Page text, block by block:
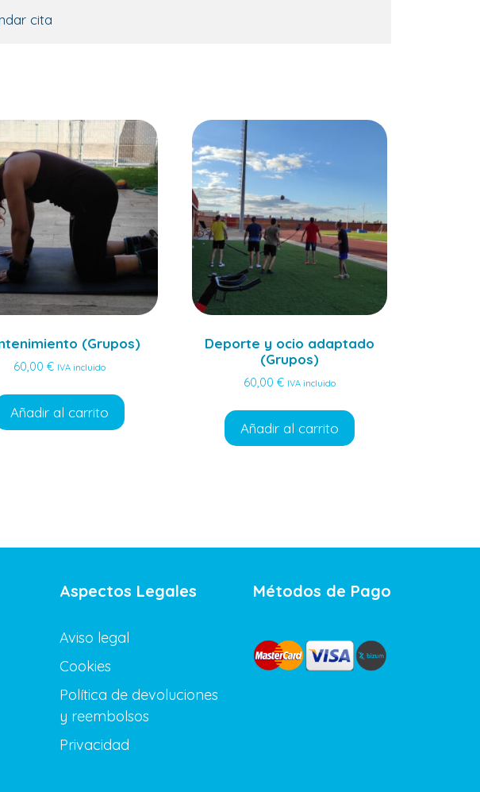
cita
(Grupos)
60,00€ IVA incluido
Añadir al carrito
Deporte y ocio adaptado
(Grupos)
60,00 € IVA incluido
Añadir al carrito
Aspectos Legales
Aviso legal
Cookies
Política de devoluciones
y reembolsos
Privacidad
Métodos de Pago